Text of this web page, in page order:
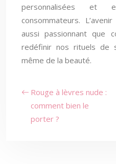
personnalisées et
consommateurs.
aussi passionnant que
redéfinir nos rituels de
même de la beauté.
Rouge à lèvres nude :
comment bien le
porter ?